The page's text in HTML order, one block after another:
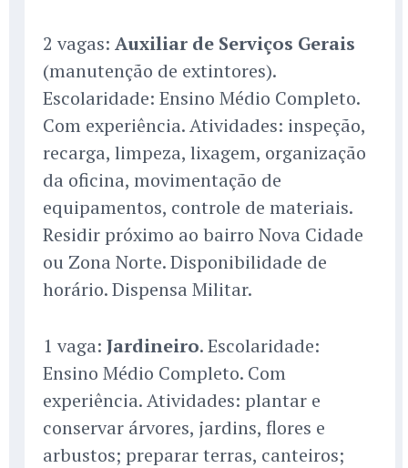
2 vagas: Auxiliar de Serviços Gerais
(manutenção de extintores).
Escolaridade: Ensino Médio Completo.
Com experiência. Atividades: inspeção,
recarga, limpeza, lixagem, organização
da oficina, movimentação de
equipamentos, controle de materiais.
Residir próximo ao bairro Nova Cidade
ou Zona Norte. Disponibilidade de
horário. Dispensa Militar.
1 vaga: Jardineiro. Escolaridade:
Ensino Médio Completo. Com
experiência. Atividades: plantar e
conservar árvores, jardins, flores e
arbustos; preparar terras, canteiros;